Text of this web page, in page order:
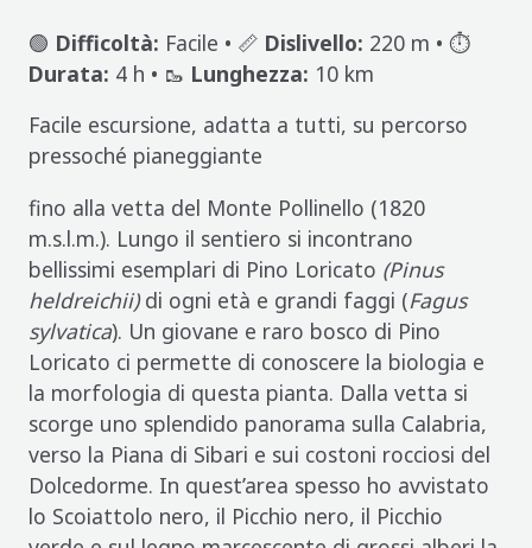
🟢 Difficoltà: Facile • 📏 Dislivello: 220 m • ⏱️
Durata: 4 h • 🥾 Lunghezza: 10 km
Facile escursione, adatta a tutti, su percorso
pressoché pianeggiante
fino alla vetta del Monte Pollinello (1820
m.s.l.m.). Lungo il sentiero si incontrano
bellissimi esemplari di Pino Loricato (Pinus
heldreichii)di ogni età e grandi faggi (Fagus
sylvatica). Un giovane e raro bosco di Pino
Loricato ci permette di conoscere la biologia e
la morfologia di questa pianta. Dalla vetta si
scorge uno splendido panorama sulla Calabria,
verso la Piana di Sibari e sui costoni rocciosi del
Dolcedorme. In quest’area spesso ho avvistato
lo Scoiattolo nero, il Picchio nero, il Picchio